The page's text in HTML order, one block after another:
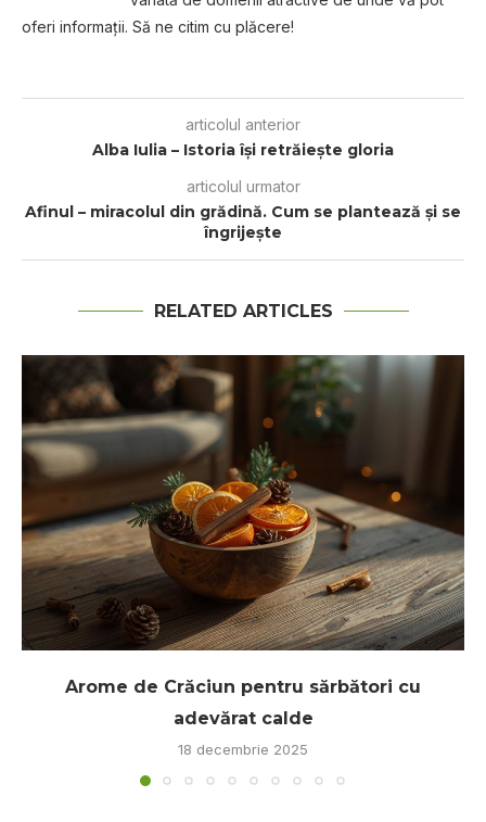
oferi informaţii. Să ne citim cu plăcere!
articolul anterior
Alba Iulia – Istoria îşi retrăieşte gloria
articolul urmator
Afinul – miracolul din grădină. Cum se plantează și se
îngrijește
RELATED ARTICLES
Arome de Crăciun pentru sărbători cu
adevărat calde
18 decembrie 2025